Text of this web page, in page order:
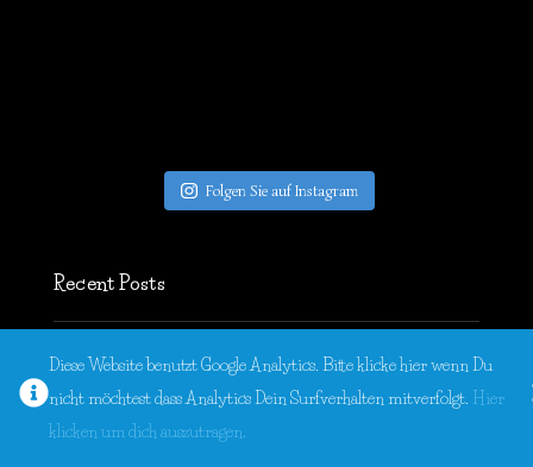
Folgen Sie auf Instagram
Recent Posts
Weingut Deiss – Authentisch – Charakterstark – Dynamisch
Jumeirah Al Wathba Desert Resort & Spa – Inmitten von 1001
Nacht
Diese Website benutzt Google Analytics. Bitte klicke hier wenn Du
nicht möchtest dass Analytics Dein Surfverhalten mitverfolgt. Hier
klicken um dich auszutragen.